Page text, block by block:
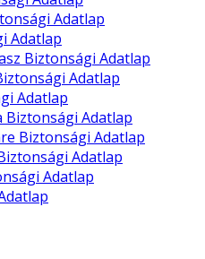
Adatlap
Adatlap
Biztonsági Adatlap
Adatlap
Adatlap
Biztonsági Adatlap
Biztonsági Adatlap
Adatlap
Adatlap